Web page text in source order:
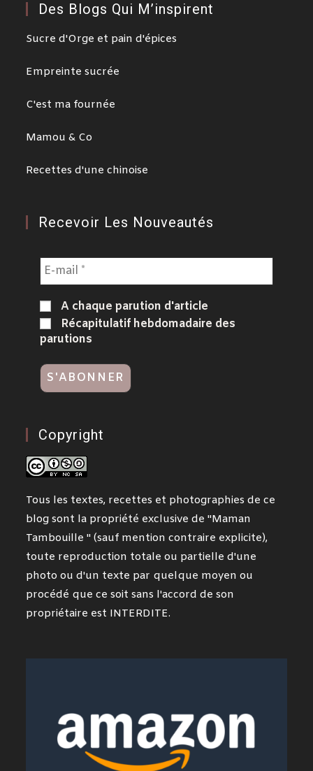
Des Blogs Qui M’inspirent
Sucre d'Orge et pain d'épices
Empreinte sucrée
C'est ma fournée
Mamou & Co
Recettes d'une chinoise
Recevoir Les Nouveautés
A chaque parution d'article
Récapitulatif hebdomadaire des
parutions
Copyright
Tous les textes, recettes et photographies de ce
blog sont la propriété exclusive de "Maman
Tambouille " (sauf mention contraire explicite),
toute reproduction totale ou partielle d'une
photo ou d'un texte par quelque moyen ou
procédé que ce soit sans l'accord de son
propriétaire est INTERDITE.